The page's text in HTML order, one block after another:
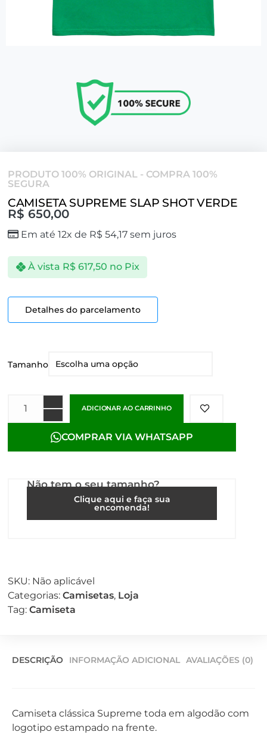
PRODUTO 100% ORIGINAL - COMPRA 100%
SEGURA
CAMISETA SUPREME SLAP SHOT VERDE
R$ 650,00
Em até 12x de R$ 54,17 sem juros
À vista R$617,50 no Pix
Detalhes do parcelamento
Tamanho
ADICIONAR AO CARRINHO
COMPRAR VIA WHATSAPP
Não tem o seu tamanho?
Clique aqui e faça sua
encomenda!
SKU: Não aplicável
Categorias: Camisetas, Loja
Tag: Camiseta
DESCRIÇÃO INFORMAÇÃO ADICIONAL AVALIAÇÕES (0)
Camiseta clássica Supreme toda em algodão com
logotipo estampado na frente.